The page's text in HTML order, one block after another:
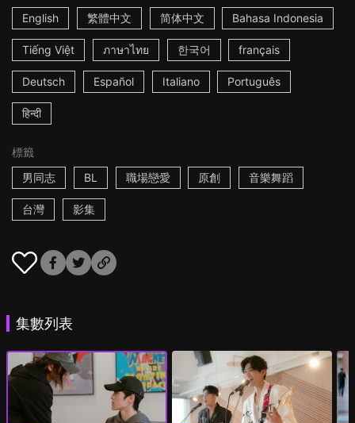
English
繁體中文 简体中文 Bahasa Indonesia
Tiếng Việt ภาษาไทย 한국어 français
Deutsch Español Italiano Português
हिन्दी
標籤
男同志
BL 職場戀愛 原創 音樂舞蹈
台灣 影集
集數列表